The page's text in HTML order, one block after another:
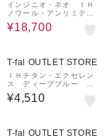
インジニオ・ネオ ＩＨ
ノワール・アンリミテッ
ド セット９
¥18,700
T-fal OUTLET STORE
ＩＨチタン・エクセレン
ス ディープブルー マ
ルチパン ２４ｃｍ
¥4,510
T-fal OUTLET STORE